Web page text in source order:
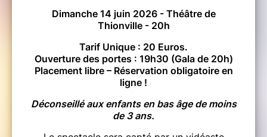
Dimanche 14 juin 2026 - Théâtre de
Thionville - 20h
Tarif Unique : 20 Euros.
Ouverture des portes : 19h30 (Gala de 20h)
Placement libre – Réservation obligatoire en
ligne !
Déconseillé aux enfants en bas âge de moins
de 3 ans.